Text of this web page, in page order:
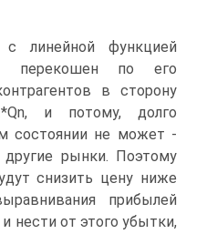
линейной функцией
перекошен по его
в сторону
и потому, долго
состоянии не может -
другие рынки. Поэтому
снизить цену ниже
прибылей
нести от этого убытки,